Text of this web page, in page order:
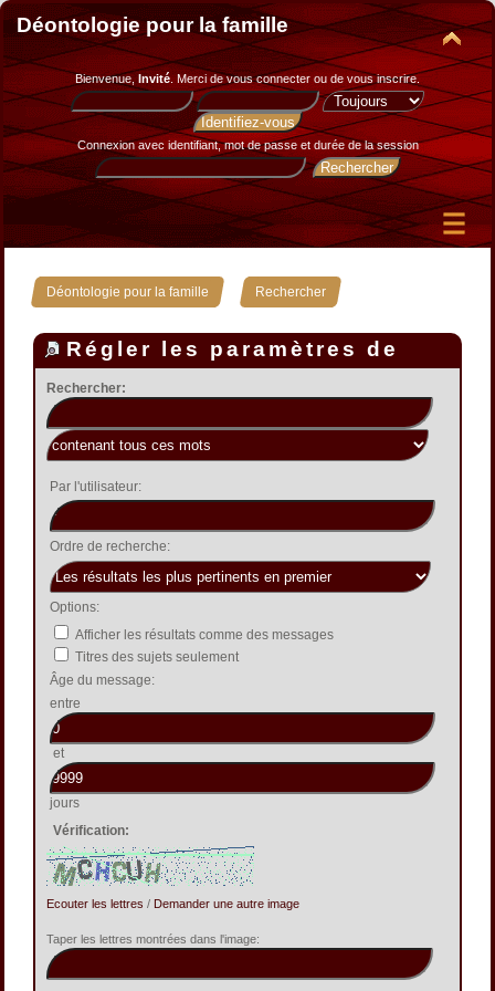
Déontologie pour la famille
Bienvenue, Invité. Merci devous connecter ou de vous inscrire.
Connexion avec identifiant, mot de passe et durée de la session
Déontologie pour la famille » Rechercher
Régler les paramètres de
recherche
Rechercher:
Par l'utilisateur:
Ordre de recherche:
Options:
Afficher les résultats comme des messages
Titres des sujets seulement
Âge du message:
entre
et
jours
Vérification:
Ecouter les lettres / Demander une autre image
Taper les lettres montrées dans l'image: